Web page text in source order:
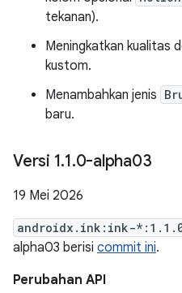
tekanan).
Meningkatkan kualitas
kustom.
Menambahkan jenis
baru.
Versi 1.1.0-alpha03
19 Mei 2026
androidx.ink:ink-
alpha03 berisi commit ini.
Perubahan API